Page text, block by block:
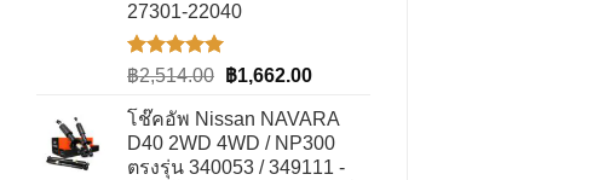
27301-22040
ให้คะแนน
1-5
คะแนน
฿2,514.00 Original
was:
฿2,514.00.
฿1,662.00Current
is:
฿1,662.00.
โช๊คอัพ Nissan NAVARA
D40 2WD 4WD / NP300
ตรงรุ่น 340053 / 349111 -